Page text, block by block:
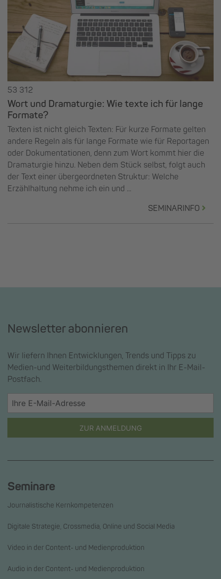
53 312
Wort und Dramaturgie: Wie texte ich für lange
Formate?
Texten ist nicht gleich Texten: Für kurze Formate gelten
andere Regeln als für lange Formate wie für Reportagen
oder Dokumentationen, denn zum Wort kommt hier die
Dramaturgie hinzu. Neben dem Stück selbst, folgt auch
der Text einer übergeordneten Struktur: Welche
Erzählhaltung nehme ich ein und ...
SEMINARINFO
Newsletter abonnieren
Wir liefern Ihnen Entwicklungen, Trends und Tipps zu
Medien-und Weiterbildungsthemen direkt in Ihr E-Mail-
Postfach.
ZUR ANMELDUNG
Seminare
Journalistische Kernkompetenzen
Digitale Strategie, Crossmedia, Online und Social Media
Video in der Content- und Medienproduktion
Audio in der Content- und Medienproduktion